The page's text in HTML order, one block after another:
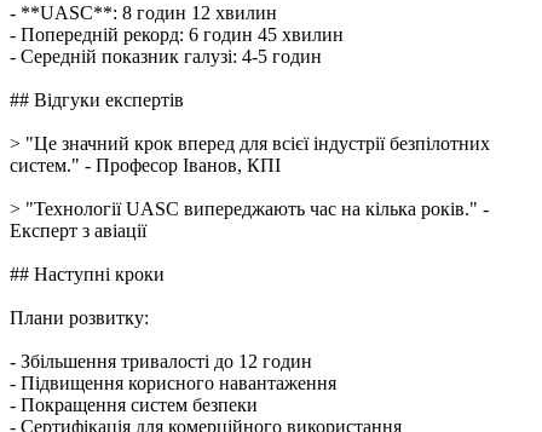
- **UASC**: 8 годин 12 хвилин
- Попередній рекорд: 6 годин 45 хвилин
- Середній показник галузі: 4-5 годин
## Відгуки експертів
> "Це значний крок вперед для всієї індустрії безпілотних
систем." - Професор Іванов, КПІ
> "Технології UASC випереджають час на кілька років." -
Експерт з авіації
## Наступні кроки
Плани розвитку:
- Збільшення тривалості до 12 годин
- Підвищення корисного навантаження
- Покращення систем безпеки
- Сертифікація для комерційного використання